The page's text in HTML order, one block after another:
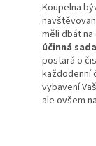
Koupelna
měli dbát
účinná
postará o
každodenní
vybavení
ale ovšem